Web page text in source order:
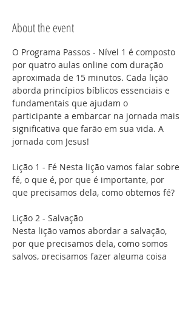
About the event
O Programa Passos - Nível 1 é composto
por quatro aulas online com duração
aproximada de 15 minutos. Cada lição
aborda princípios bíblicos essenciais e
fundamentais que ajudam o
participante a embarcar na jornada mais
significativa que farão em sua vida. A
jornada com Jesus!
Lição 1 - Fé Nesta lição vamos falar sobre
fé, o que é, por que é importante, por
que precisamos dela, como obtemos fé?
Lição 2 - Salvação
Nesta lição vamos abordar a salvação,
por que precisamos dela, como somos
salvos, precisamos fazer alguma coisa